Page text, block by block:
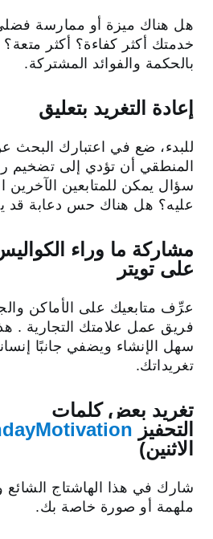
هل هناك ميزة أو ممارسة
خدمتك أكثر كفاءة؟ أكثر متعة؟
بالحكمة والفوائد المشتركة.
إعادة التغريد بتعليق
المنطقي أن تؤدي إلى
سؤال يمكن للمتابعين الآخرين
عليه؟ هل هناك حس دعابة قد
مشاركة ما وراء
على تويتر
عرِّف متابعيك على الأماكن
فريق عمل علامتك التجارية .
سهل الإنشاء ويضفي جانبًا
تغريداتك.
تغريد بعض كلمات
التحفيز
الاثنين)
شارك في هذا الهاشتاج الشائع
ملهمة أو صورة خاصة بك.